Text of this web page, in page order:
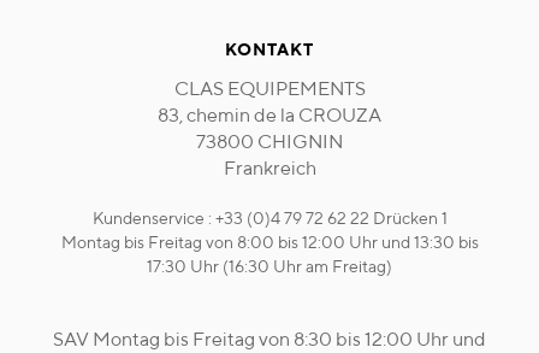
KONTAKT
CLAS EQUIPEMENTS
83, chemin de la CROUZA
73800 CHIGNIN
Frankreich
Kundenservice : +33 (0)4 79 72 62 22 Drücken 1
Montag bis Freitag von 8:00 bis 12:00 Uhr und 13:30 bis
17:30 Uhr (16:30 Uhr am Freitag)
SAV Montag bis Freitag von 8:30 bis 12:00 Uhr und